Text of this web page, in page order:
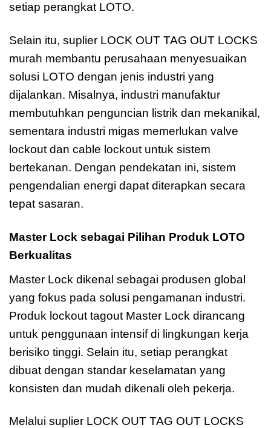
setiap perangkat LOTO.
Selain itu, suplier LOCK OUT TAG OUT LOCKS
murah membantu perusahaan menyesuaikan
solusi LOTO dengan jenis industri yang
dijalankan. Misalnya, industri manufaktur
membutuhkan penguncian listrik dan mekanikal,
sementara industri migas memerlukan valve
lockout dan cable lockout untuk sistem
bertekanan. Dengan pendekatan ini, sistem
pengendalian energi dapat diterapkan secara
tepat sasaran.
Master Lock sebagai Pilihan Produk LOTO
Berkualitas
Master Lock dikenal sebagai produsen global
yang fokus pada solusi pengamanan industri.
Produk lockout tagout Master Lock dirancang
untuk penggunaan intensif di lingkungan kerja
berisiko tinggi. Selain itu, setiap perangkat
dibuat dengan standar keselamatan yang
konsisten dan mudah dikenali oleh pekerja.
Melalui suplier LOCK OUT TAG OUT LOCKS